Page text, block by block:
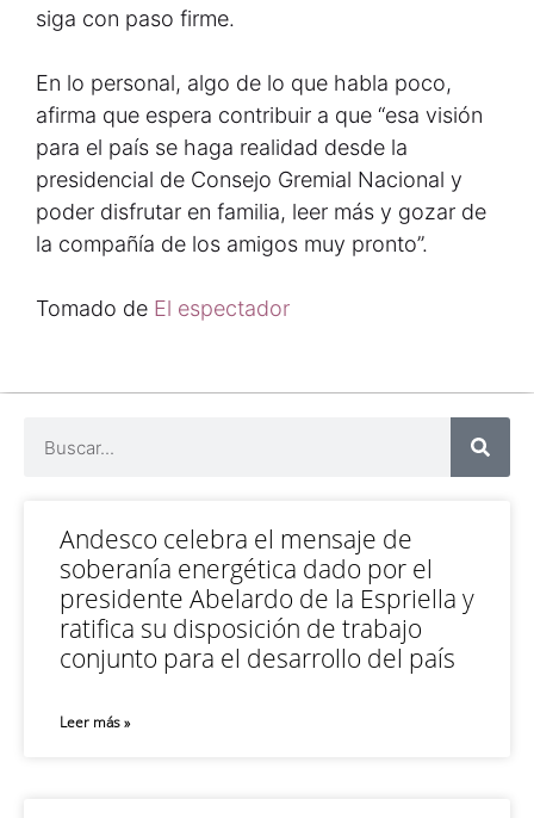
siga con paso firme.
En lo personal, algo de lo que habla poco,
afirma que espera contribuir a que “esa visión
para el país se haga realidad desde la
presidencial de Consejo Gremial Nacional y
poder disfrutar en familia, leer más y gozar de
la compañía de los amigos muy pronto”.
Tomado de El espectador
Andesco celebra el mensaje de
soberanía energética dado por el
presidente Abelardo de la Espriella y
ratifica su disposición de trabajo
conjunto para el desarrollo del país
Leer más »